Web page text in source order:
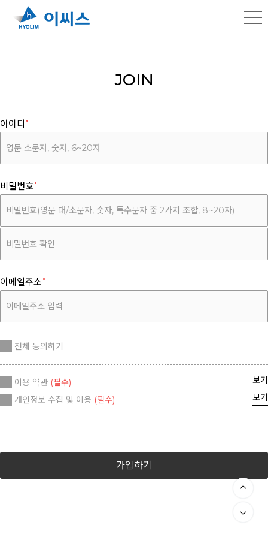
JOIN
아이디
비밀번호
이메일주소
전체 동의하기
이용 약관 (필수)
보기
개인정보 수집 및 이용 (필수) 보기
가입하기